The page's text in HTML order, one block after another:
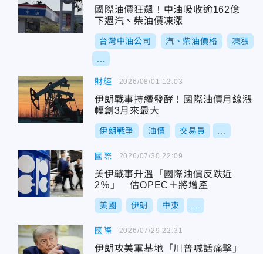
國際油價狂飆！中油吸收逾162億
下週汽、柴油價凍漲
台灣中油公司 汽、柴油價格 凍漲
財經
伊朗戰事持續發酵！國際油價月線漲
幅創3月來最大
伊朗戰爭 油價 交易員
2026/08/01 12:03
國際
美伊戰事升溫「國際油價反跌近
2％」 估OPEC＋將增產
美國 伊朗 中東
2026/07/30 22:09
國際
伊朗攻美軍基地「川普喊話痛擊」
2026/07/29 22:31